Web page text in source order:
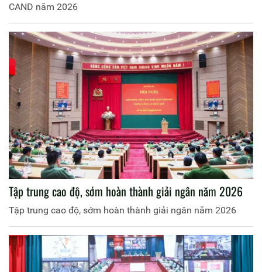
CAND năm 2026
Tập trung cao độ, sớm hoàn thành giải ngân năm 2026
Tập trung cao độ, sớm hoàn thành giải ngân năm 2026